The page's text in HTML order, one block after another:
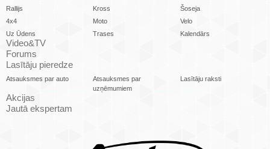
Rallijs Kross
Šoseja
4x4
Moto
Velo
Uz Ūdens
Trases Kalendārs
Video&TV
Forums
Lasītāju pieredze
Atsauksmes par auto
Atsauksmes par
uzņēmumiem
Lasītāju raksti
Akcijas
Jautā ekspertam